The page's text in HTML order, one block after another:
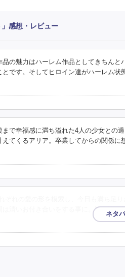
」感想・レビュー
の魅力はハーレム作品としてきちん
です。そしてヒロイン達がハーレム状
で幸福感に満ち溢れた4人の少女との
てくるアリア。卒業してからの関係に
は清いお付き合いをする事に。皆が皆、